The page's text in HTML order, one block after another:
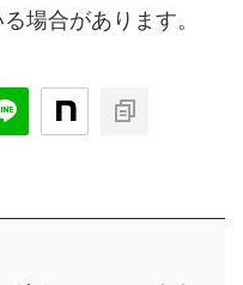
場合があります。